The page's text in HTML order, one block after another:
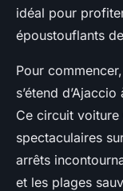
idéal pour
époustouflants
Pour
s’étend
Ce circuit
spectaculaires
arrêts
et les plages